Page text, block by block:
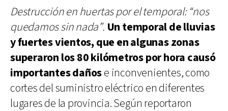
Destrucción en huertas por el temporal: “nos
quedamos sin nada”. Un temporal de lluvias
y fuertes vientos, que en algunas zonas
superaron los 80 kilómetros por hora causó
importantes dañose inconvenientes, como
cortes del suministro eléctrico en diferentes
lugares de la provincia. Según reportaron